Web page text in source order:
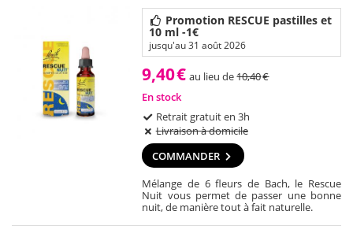
Promotion RESCUE pastilles et
10 ml -1€
jusqu'au 31 août 2026
9,40€ au lieu de10,40€
En stock
Retrait gratuit en 3h
Livraison à domicile
COMMANDER
Mélange de 6 fleurs de Bach, le Rescue
Nuit vous permet de passer une bonne
nuit, de manière tout à fait naturelle.